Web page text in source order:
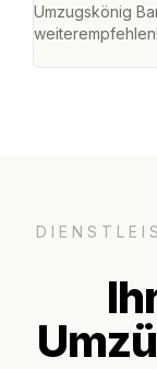
Umzugskönig